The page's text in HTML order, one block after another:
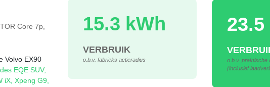
Core 7p,
Volvo EX90
EQE SUV,
iX, Xpeng G9,
15.3 kWh
VERBRUIK
o.b.v. fabrieks actieradius
o.b.v. praktische
(inclusief